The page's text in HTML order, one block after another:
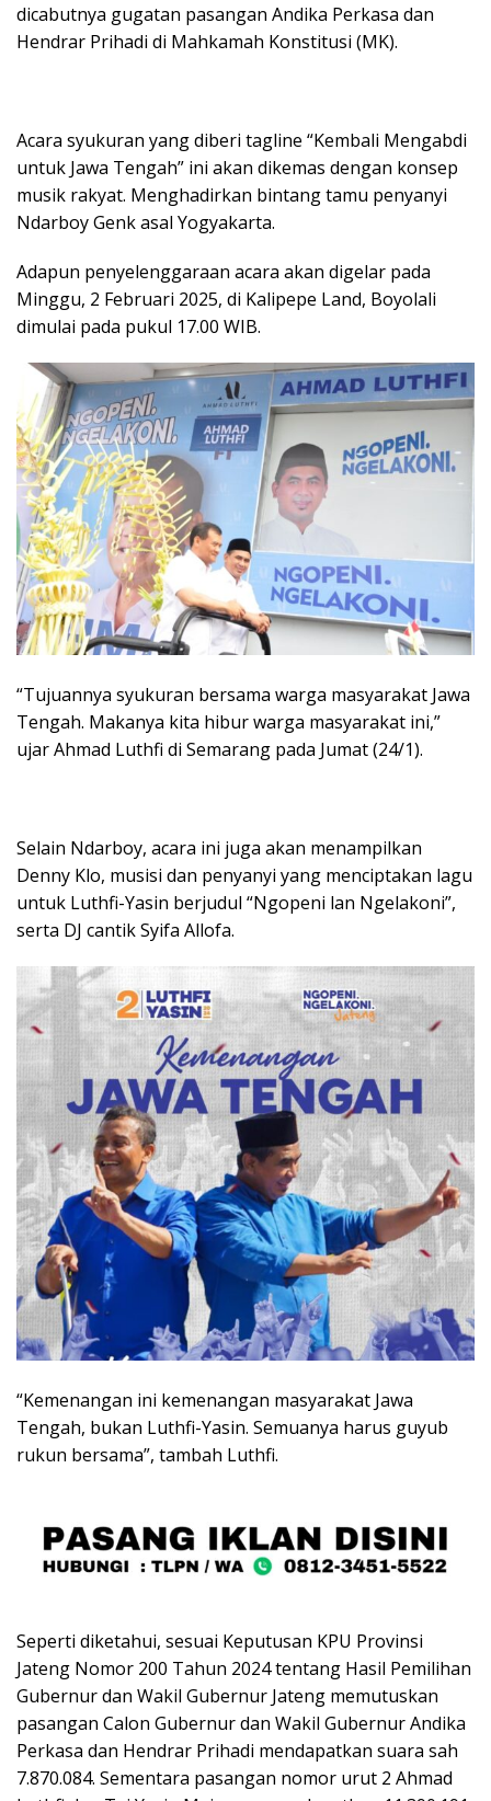
dicabutnya gugatan pasangan Andika Perkasa dan
Hendrar Prihadi di Mahkamah Konstitusi (MK).
Acara syukuran yang diberi tagline “Kembali Mengabdi
untuk Jawa Tengah” ini akan dikemas dengan konsep
musik rakyat. Menghadirkan bintang tamu penyanyi
Ndarboy Genk asal Yogyakarta.
Adapun penyelenggaraan acara akan digelar pada
Minggu, 2 Februari 2025, di Kalipepe Land, Boyolali
dimulai pada pukul 17.00 WIB.
“Tujuannya syukuran bersama warga masyarakat Jawa
Tengah. Makanya kita hibur warga masyarakat ini,”
ujar Ahmad Luthfi di Semarang pada Jumat (24/1).
Selain Ndarboy, acara ini juga akan menampilkan
Denny Klo, musisi dan penyanyi yang menciptakan lagu
untuk Luthfi-Yasin berjudul “Ngopeni lan Ngelakoni”,
serta DJ cantik Syifa Allofa.
“Kemenangan ini kemenangan masyarakat Jawa
Tengah, bukan Luthfi-Yasin. Semuanya harus guyub
rukun bersama”, tambah Luthfi.
Seperti diketahui, sesuai Keputusan KPU Provinsi
Jateng Nomor 200 Tahun 2024 tentang Hasil Pemilihan
Gubernur dan Wakil Gubernur Jateng memutuskan
pasangan Calon Gubernur dan Wakil Gubernur Andika
Perkasa dan Hendrar Prihadi mendapatkan suara sah
7.870.084. Sementara pasangan nomor urut 2 Ahmad